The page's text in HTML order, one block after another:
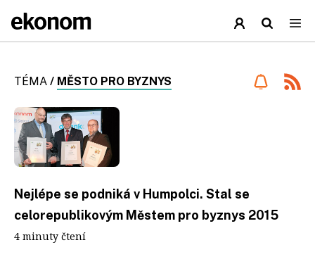
TÉMA / MĚSTO PRO BYZNYS
Nejlépe se podniká v Humpolci. Stal se
celorepublikovým Městem pro byznys 2015
4 minuty čtení